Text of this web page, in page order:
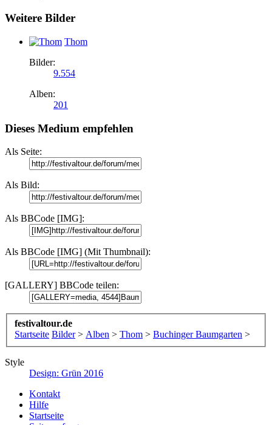
Weitere Bilder
Thom
Bilder:
9.554
Alben:
201
Dieses Medium empfehlen
Als Seite:
Als Bild:
Als BBCode [IMG]:
Als BBCode [IMG] (Mit Thumbnail):
[GALLERY] BBCode teilen:
festivaltour.de
Startseite Bilder > Alben > Thom > Buchinger Baumgarten >
Style
Design: Grün 2016
Kontakt
Hilfe
Startseite